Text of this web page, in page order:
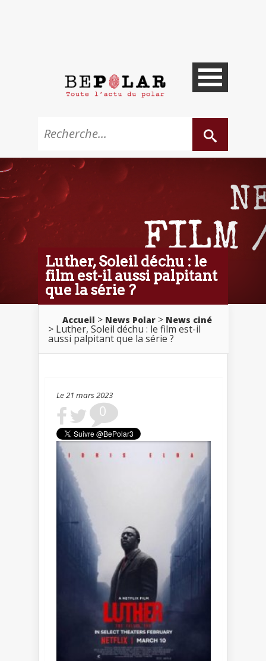
Luther, Soleil déchu : le
film est-il aussi palpitant
que la série ?
Accueil > News Polar > News ciné
> Luther, Soleil déchu : le film est-il
aussi palpitant que la série ?
Le 21 mars 2023
0